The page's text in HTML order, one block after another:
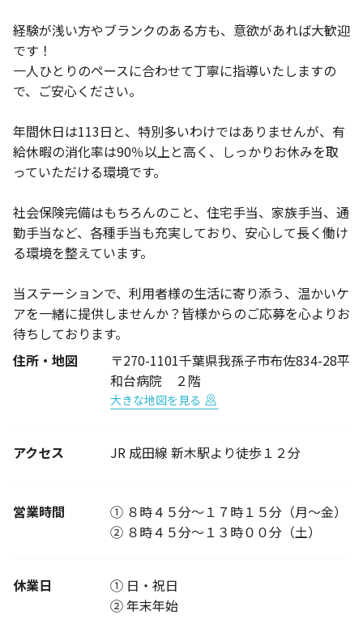
経験が浅い方やブランクのある方も、意欲があれば大歓迎
です！
一人ひとりのペースに合わせて丁寧に指導いたしますの
で、ご安心ください。
年間休日は113日と、特別多いわけではありませんが、有
給休暇の消化率は90％以上と高く、しっかりお休みを取
っていただける環境です。
社会保険完備はもちろんのこと、住宅手当、家族手当、通
勤手当など、各種手当も充実しており、安心して長く働け
る環境を整えています。
当ステーションで、利用者様の生活に寄り添う、温かいケ
アを一緒に提供しませんか？皆様からのご応募を心よりお
待ちしております。
住所・地図
〒270-1101千葉県我孫子市布佐834-28平
和台病院 ２階
大きな地図を見る
アクセス JR 成田線 新木駅より徒歩１２分
営業時間
① ８時４５分～１７時１５分（月～金）
② ８時４５分～１３時００分（土）
休業日
① 日・祝日
② 年末年始